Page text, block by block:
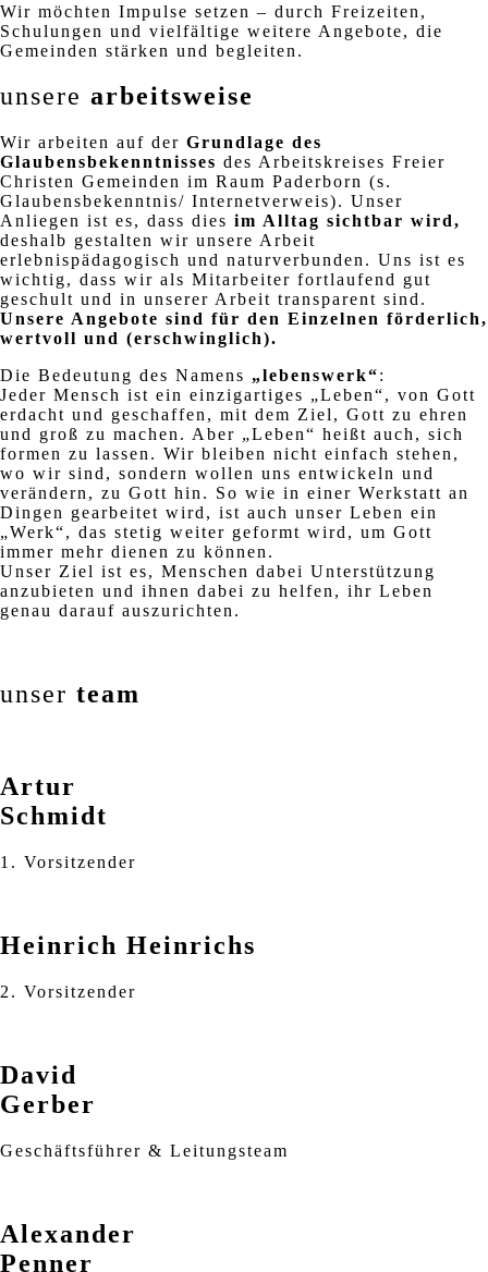
Wir möchten Impulse setzen – durch Freizeiten,
Schulungen und vielfältige weitere Angebote, die
Gemeinden stärken und begleiten.
unsere arbeitsweise
Wir arbeiten auf der Grundlage des
Glaubensbekenntnisses des Arbeitskreises Freier
Christen Gemeinden im Raum Paderborn (s.
Glaubensbekenntnis/ Internetverweis). Unser
Anliegen ist es, dass dies im Alltag sichtbar wird,
deshalb gestalten wir unsere Arbeit
erlebnispädagogisch und naturverbunden. Uns ist es
wichtig, dass wir als Mitarbeiter fortlaufend gut
geschult und in unserer Arbeit transparent sind.
Unsere Angebote sind für den Einzelnen förderlich,
wertvoll und (erschwinglich).
Die Bedeutung des Namens „lebenswerk“:
Jeder Mensch ist ein einzigartiges „Leben“, von Gott
erdacht und geschaffen, mit dem Ziel, Gott zu ehren
und groß zu machen. Aber „Leben“ heißt auch, sich
formen zu lassen. Wir bleiben nicht einfach stehen,
wo wir sind, sondern wollen uns entwickeln und
verändern, zu Gott hin. So wie in einer Werkstatt an
Dingen gearbeitet wird, ist auch unser Leben ein
„Werk“, das stetig weiter geformt wird, um Gott
immer mehr dienen zu können.
Unser Ziel ist es, Menschen dabei Unterstützung
anzubieten und ihnen dabei zu helfen, ihr Leben
genau darauf auszurichten.
unser team
Artur
Schmidt
1. Vorsitzender
Heinrich Heinrichs
2. Vorsitzender
David
Gerber
Geschäftsführer & Leitungsteam
Alexander
Penner